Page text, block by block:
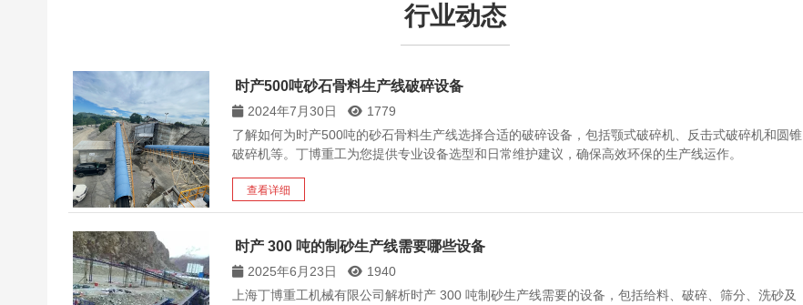
行业动态
时产500吨砂石骨料生产线破碎设备
2024年7月30日
1779
了解如何为时产500吨的砂石骨料生产线选择合适的破碎设备，包括颚式破碎机、反击式破碎机和圆锥
破碎机等。丁博重工为您提供专业设备选型和日常维护建议，确保高效环保的生产线运作。
查看详细
时产 300 吨的制砂生产线需要哪些设备
2025年6月23日
1940
上海丁博重工机械有限公司解析时产 300 吨制砂生产线需要的设备，包括给料、破碎、筛分、洗砂及